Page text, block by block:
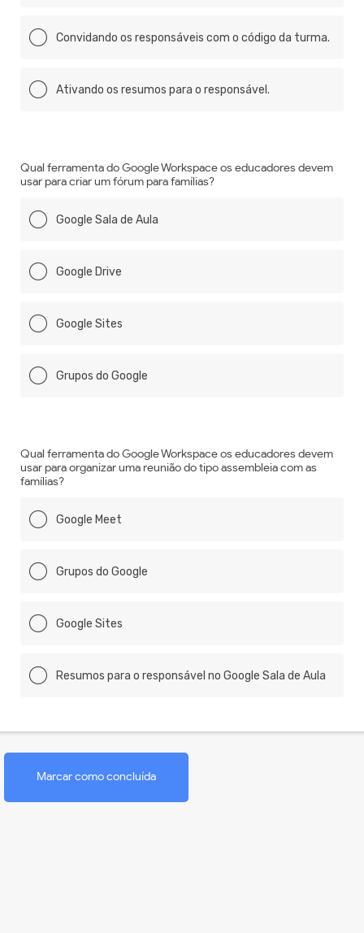
Convidando os responsáveis com o código da turma.
Ativando os resumos para o responsável.
Qual ferramenta do Google Workspace os educadores devem
usar para criar um fórum para famílias?
Google Sala de Aula
Google Drive
Google Sites
Grupos do Google
Qual ferramenta do Google Workspace os educadores devem
usar para organizar uma reunião do tipo assembleia com as
famílias?
Google Meet
Grupos do Google
Google Sites
Resumos para o responsável no Google Sala de Aula
Marcar como concluída